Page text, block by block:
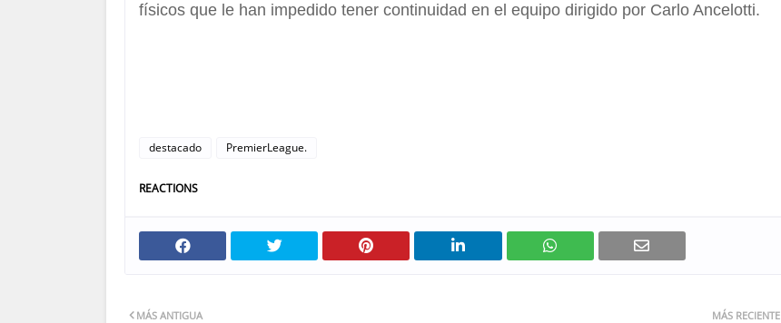
físicos que le han impedido tener continuidad en el equipo dirigido por Carlo Ancelotti.
destacado PremierLeague.
REACTIONS
MÁS RECIENTE
MÁS ANTIGUA